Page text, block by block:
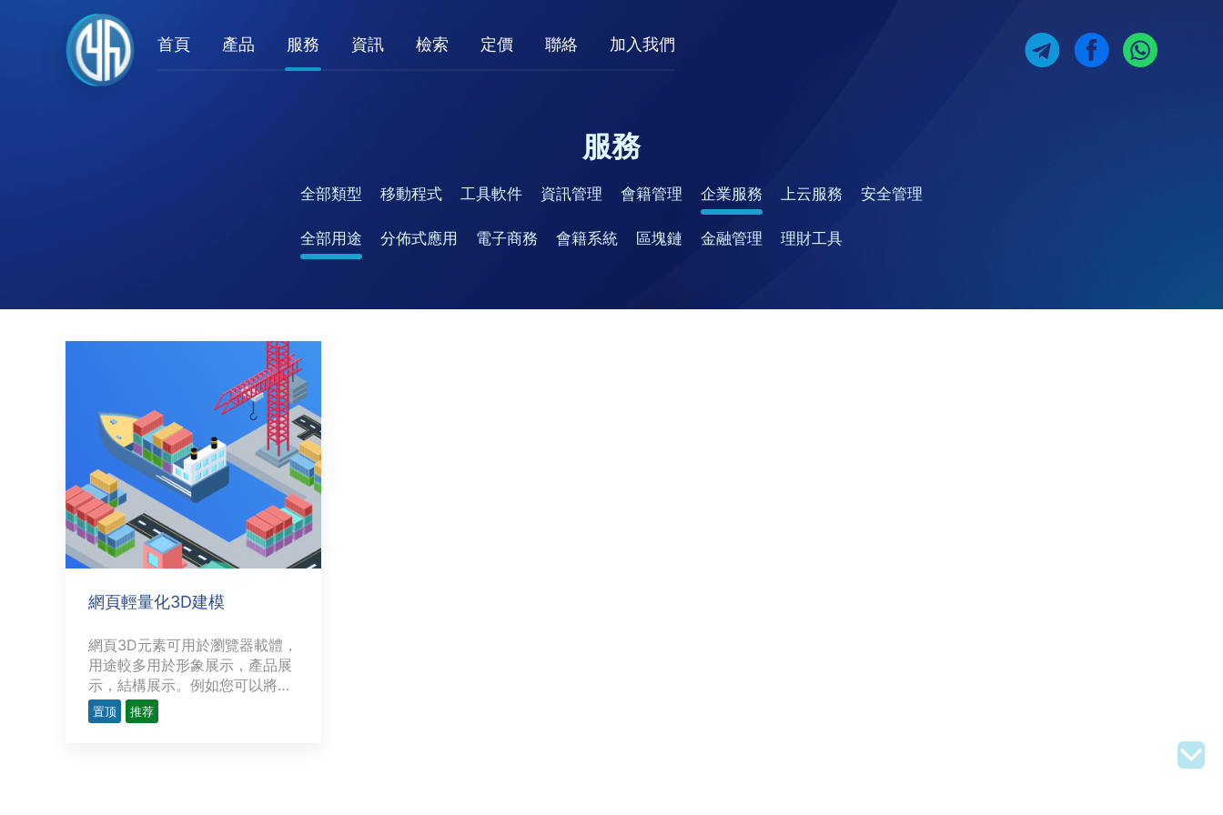
首頁 產品 服務 資訊 檢索 定價 聯絡 加入我們
服務
全部類型 移動程式 工具軟件 資訊管理 會籍管理 企業服務 上云服務 安全管理
全部用途 分佈式應用 電子商務 會籍系統 區塊鏈 金融管理 理財工具
網頁輕量化3D建模
網頁3D元素可用於瀏覽器載體，
用途較多用於形象展示，產品展
示，結構展示。例如您可以將公
司的平面logo製作成3D形式并
且可以自由拖動及可自由調整視
置顶 推荐